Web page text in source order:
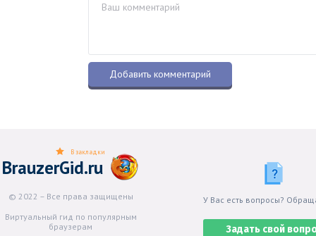
BrauzerGid.ru
© 2022 – Все права защищены
Виртуальный гид по популярным
браузерам
В закладки
У Вас есть вопросы?
Задать свой